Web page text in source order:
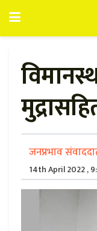
जनप्रभाव
14th April 2022 ,